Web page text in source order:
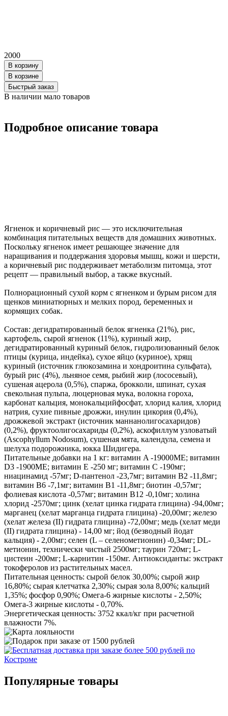
2000
В корзину
В корзинe
Быстрый заказ
В наличии мало товаров
Подробное описание товара
Ягненок и коричневый рис — это исключительная
комбинация питательных веществ для домашних животных.
Поскольку ягненок имеет решающее значение для
наращивания и поддержания здоровья мышц, кожи и шерсти,
а коричневый рис поддерживает метаболизм питомца, этот
рецепт — правильный выбор, а также вкусный.
Полнорационный сухой корм с ягненком и бурым рисом для
щенков миниатюрных и мелких пород, беременных и
кормящих собак.
Состав: дегидратированный белок ягненка (21%), рис,
картофель, сырой ягненок (11%), куриный жир,
дегидратированный куриный белок, гидролизованный белок
птицы (курица, индейка), сухое яйцо (куриное), хрящ
куриный (источник глюкозамина и хондроитина сульфата),
бурый рис (4%), льняное семя, рыбий жир (лососевый),
сушеная ацерола (0,5%), спаржа, брокколи, шпинат, сухая
свекольная пульпа, люцерновая мука, волокна гороха,
карбонат кальция, монокальцийфосфат, хлорид калия, хлорид
натрия, сухие пивные дрожжи, инулин цикория (0,4%),
дрожжевой экстракт (источник маннанолигосахаридов)
(0,2%), фруктоолигосахариды (0,2%), аскофиллум узловатый
(Ascophyllum Nodosum), сушеная мята, календула, семена и
шелуха подорожника, юкка Шидигера.
Питательные добавки на 1 кг: витамин A -19000ME; витамин
D3 -1900ME; витамин E -250 мг; витамин C -190мг;
ниацинамид -57мг; D-пантенол -23,7мг; витамин B2 -11,8мг;
витамин B6 -7,1мг; витамин B1 -11,8мг; биотин -0,57мг;
фолиевая кислота -0,57мг; витамин B12 -0,10мг; холина
хлорид -2570мг; цинк (хелат цинка гидрата глицина) -94,00мг;
марганец (хелат марганца гидрата глицина) -20,00мг; железо
(хелат железа (II) гидрата глицина) -72,00мг; медь (хелат меди
(II) гидрата глицина) - 14,00 мг; йод (безводный йодат
кальция) - 2,00мг; селен (L – селенометионин) -0,34мг; DL-
метионин, технически чистый 2500мг; таурин 720мг; L-
цистеин -200мг; L-карнитин -150мг. Антиоксиданты: экстракт
токоферолов из растительных масел.
Питательная ценность: сырой белок 30,00%; сырой жир
16,80%; сырая клетчатка 2,30%; сырая зола 8,00%; кальций
1,35%; фосфор 0,90%; Омега-6 жирные кислоты - 2,50%;
Омега-3 жирные кислоты - 0,70%.
Энергетическая ценность: 3752 ккал/кг при расчетной
влажности 7%.
Популярные товары